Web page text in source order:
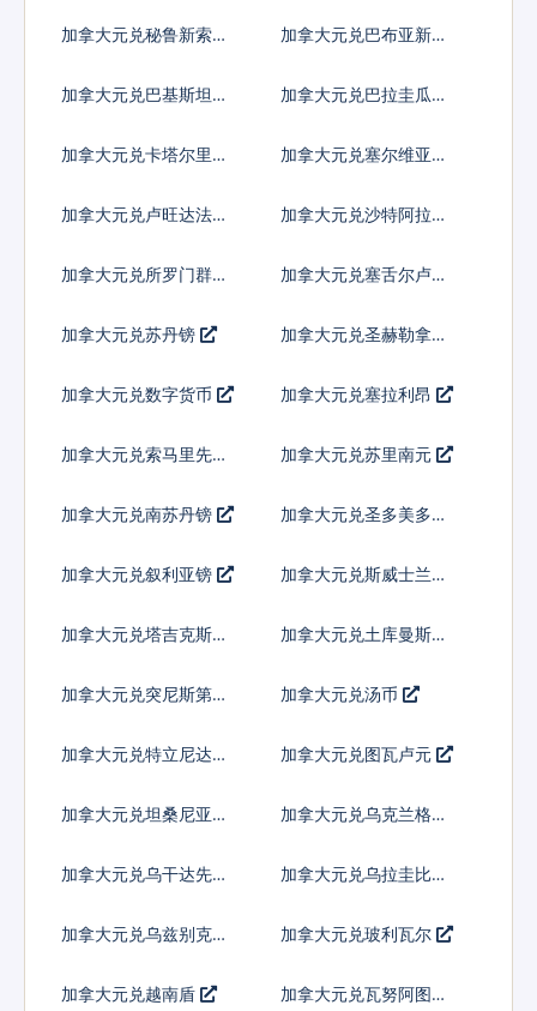
加拿大元兑秘鲁新索尔
加拿大元兑巴布亚新几
加拿大元兑巴基斯坦卢
加拿大元兑巴拉圭瓜拉
加拿大元兑卡塔尔里亚
加拿大元兑塞尔维亚第
加拿大元兑卢旺达法郎 加拿大元兑沙特阿拉伯
加拿大元兑所罗门群岛
加拿大元兑塞舌尔卢比
加拿大元兑苏丹镑 加拿大元兑圣赫勒拿镑
加拿大元兑数字货币 加拿大元兑塞拉利昂
加拿大元兑索马里先令 加拿大元兑苏里南元
加拿大元兑南苏丹镑
加拿大元兑圣多美多布
加拿大元兑叙利亚镑
加拿大元兑斯威士兰里
加拿大元兑塔吉克斯坦
加拿大元兑土库曼斯坦
加拿大元兑突尼斯第纳
加拿大元兑汤币
加拿大元兑特立尼达多
加拿大元兑图瓦卢元
加拿大元兑坦桑尼亚先
加拿大元兑乌克兰格里
加拿大元兑乌干达先令 加拿大元兑乌拉圭比索
加拿大元兑乌兹别克斯
加拿大元兑玻利瓦尔
加拿大元兑越南盾 加拿大元兑瓦努阿图瓦